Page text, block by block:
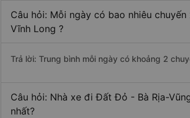
Câu hỏi: Mỗi ngày có bao nhiêu
Vĩnh Long ?
Trả lời: Trung bình mỗi ngày có khoảng 2
Câu hỏi: Nhà xe đi Đất Đỏ - Bà Rịa-
nhất?